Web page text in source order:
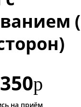
р
на приём